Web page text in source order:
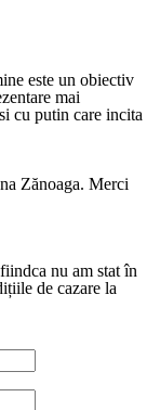
este un obiectiv
mai
cu putin care incita
Zănoaga. Merci
nu am stat în
de cazare la